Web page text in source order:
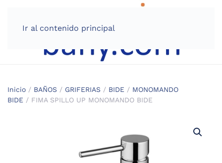
Ir al contenido principal
Inicio / BAÑOS / GRIFERIAS / BIDE / MONOMANDO
BIDE / FIMA SPILLO UP MONOMANDO BIDE